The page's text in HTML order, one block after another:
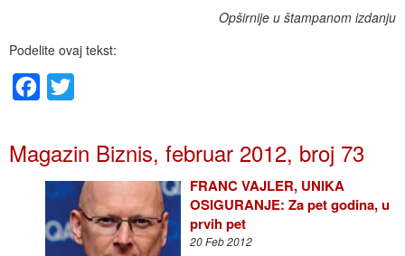
Opširnije u štampanom izdanju
Podelite ovaj tekst:
Facebook
Magazin Biznis, februar 2012, broj 73
FRANC VAJLER, UNIKA
OSIGURANJE: Za pet godina, u
prvih pet
20 Feb 2012